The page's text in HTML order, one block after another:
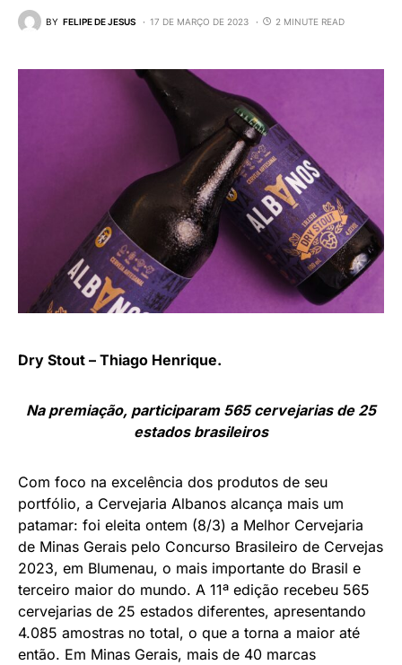
BY FELIPE DE JESUS 17 DE MARÇO DE 2023 2 MINUTE READ
Dry Stout – Thiago Henrique.
Na premiação, participaram 565 cervejarias de 25
estados brasileiros
Com foco na excelência dos produtos de seu
portfólio, a Cervejaria Albanos alcança mais um
patamar: foi eleita ontem (8/3) a Melhor Cervejaria
de Minas Gerais pelo Concurso Brasileiro de Cervejas
2023, em Blumenau, o mais importante do Brasil e
terceiro maior do mundo. A 11ª edição recebeu 565
cervejarias de 25 estados diferentes, apresentando
4.085 amostras no total, o que a torna a maior até
então. Em Minas Gerais, mais de 40 marcas